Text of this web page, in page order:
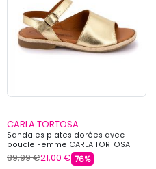
CARLA TORTOSA
Sandales plates dorées avec
boucle Femme CARLA TORTOSA
89,99 €21,00 € 76%